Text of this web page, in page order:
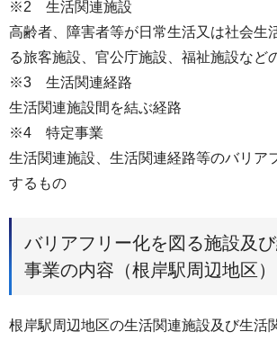
※2 生活関連施設
高齢者、障害者等が日常生活又は社会生
る旅客施設、官公庁施設、福祉施設など
※3 生活関連経路
生活関連施設間を結ぶ経路
※4 特定事業
生活関連施設、生活関連経路等のバリア
するもの
バリアフリー化を図る施設及
事業の内容（根岸駅周辺地区）
根岸駅周辺地区の生活関連施設及び生活